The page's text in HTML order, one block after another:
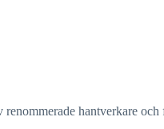
hantverkare